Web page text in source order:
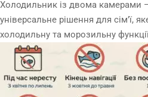
Холодильник із двома камерами
універсальне рішення для сім’ї,
холодильну та морозильну